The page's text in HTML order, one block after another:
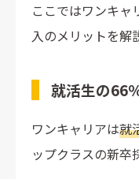
ここではワンキャ
入のメリットを解
就活生の66
ワンキャリアは就
ップクラスの新卒